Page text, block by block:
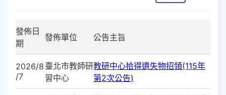
發佈日
期
發佈單位 公告主旨
2026/8
/7
臺北市教師研
習中心
教研中心拾得遺失物招領(115年
第2次公告)